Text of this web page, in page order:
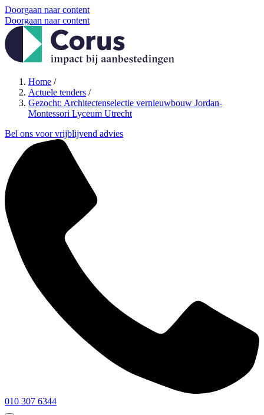
Doorgaan naar content
Doorgaan naar content
Home /
Actuele tenders /
Gezocht: Architectenselectie vernieuwbouw Jordan-
Montessori Lyceum Utrecht
Bel ons voor vrijblijvend advies
010 307 6344